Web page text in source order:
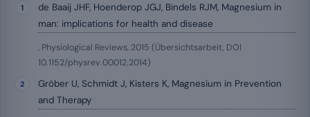
de Baaij JHF, Hoenderop JGJ, Bindels RJM, Magnesium in
man: implications for health and disease
, Physiological Reviews, 2015 (Übersichtsarbeit, DOI
10.1152/physrev.00012.2014)
Gröber U, Schmidt J, Kisters K, Magnesium in Prevention
and Therapy